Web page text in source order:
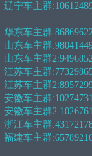
辽宁车主群:
华东车主群:
山东车主群:
山东车主群2:
江苏车主群:
江苏车主群2:
安徽车主群:
安徽车主群2:
浙江车主群:
福建车主群: